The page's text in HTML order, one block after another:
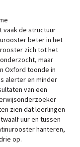
vaak de structuur
beter in het
zich tot het
maar
Oxford toonde in
alerter en minder
van een
zien dat leerlingen
uur en tussen
hanteren,
op.